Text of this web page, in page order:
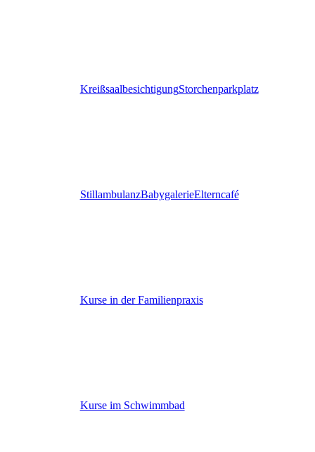
KreißsaalbesichtigungStorchenparkplatz
StillambulanzBabygalerieElterncafé
Kurse in der Familienpraxis
Kurse im Schwimmbad